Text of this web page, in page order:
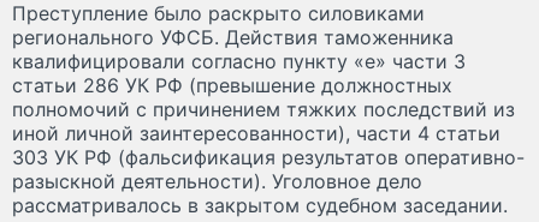
Преступление было раскрыто силовиками
регионального УФСБ. Действия таможенника
квалифицировали согласно пункту «е» части 3
статьи 286 УК РФ (превышение должностных
полномочий с причинением тяжких последствий из
иной личной заинтересованности), части 4 статьи
303 УК РФ (фальсификация результатов оперативно-
разыскной деятельности). Уголовное дело
рассматривалось в закрытом судебном заседании.